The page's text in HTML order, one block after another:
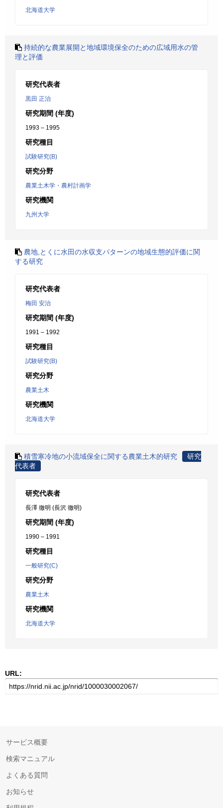
北海道大学
持続的な農業展開と地域環境保全のための広域用水の管
理と評価
研究代表者
黒田 正治
研究期間 (年度)
1993 – 1995
研究種目
試験研究(B)
研究分野
農業土木学・農村計画学
研究機関
九州大学
農地,とくに水田の水収支パターンの地域生態的評価に関
する研究
研究代表者
梅田 安治
研究期間 (年度)
1991 – 1992
研究種目
試験研究(B)
研究分野
農業土木
研究機関
北海道大学
積雪寒冷地の小流域保全に関する農業土木的研究
研究
代表者
研究代表者
長澤 徹明 (長沢 徹明)
研究期間 (年度)
1990 – 1991
研究種目
一般研究(C)
研究分野
農業土木
研究機関
北海道大学
URL:
サービス概要
検索マニュアル
よくある質問
お知らせ